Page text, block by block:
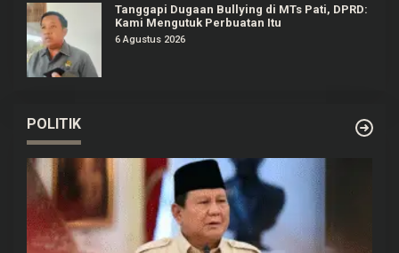
Tanggapi Dugaan Bullying di MTs Pati, DPRD:
Kami Mengutuk Perbuatan Itu
6 Agustus 2026
POLITIK